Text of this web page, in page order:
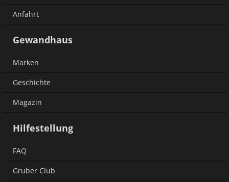
Anfahrt
Gewandhaus
Marken
Geschichte
Magazin
Hilfestellung
FAQ
Gruber Club